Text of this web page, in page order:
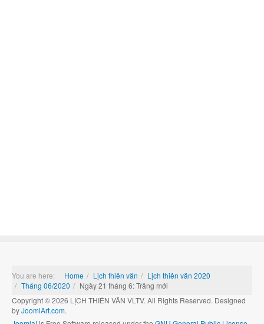
You are here: Home Lịch thiên văn
Lịch thiên văn 2020
Tháng 06/2020
Ngày 21 tháng 6: Trăng mới
Copyright © 2026 LỊCH THIÊN VĂN VLTV. All Rights Reserved. Designed
byJoomlArt.com.